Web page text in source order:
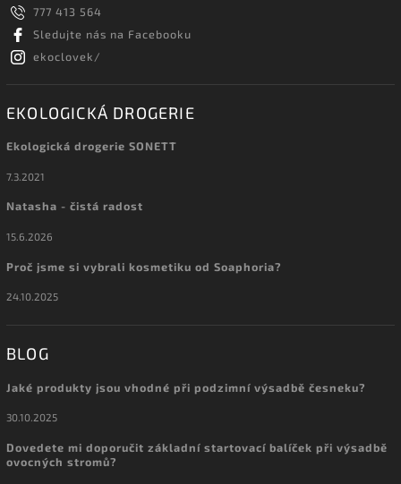
777 413 564
Sledujte nás na Facebooku
ekoclovek/
EKOLOGICKÁ DROGERIE
Ekologická drogerie SONETT
7.3.2021
Natasha - čistá radost
15.6.2026
Proč jsme si vybrali kosmetiku od Soaphoria?
24.10.2025
BLOG
Jaké produkty jsou vhodné při podzimní výsadbě česneku?
30.10.2025
Dovedete mi doporučit základní startovací balíček při výsadbě
ovocných stromů?